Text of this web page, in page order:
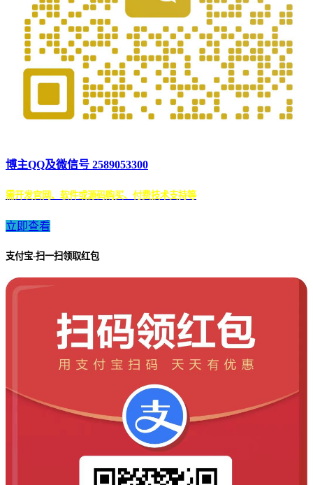
博主QQ及微信号 2589053300
需开发官网、软件或源码购买、付费技术支持等
立即查看
支付宝-扫一扫领取红包